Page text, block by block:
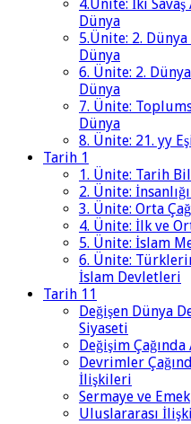
4.Ünite: İki
Dünya
5.Ünite: 2.
Dünya
6. Ünite: 2.
Dünya
7. Ünite:
Dünya
8. Ünite: 21. yy
Tarih 1
1. Ünite: Tarih
2. Ünite:
3. Ünite: Orta
4. Ünite: İlk ve
5. Ünite: İslam
6. Ünite:
İslam Devletleri
Tarih 11
Değişen Dünya
Siyaseti
Değişim
Devrimler
İlişkileri
Sermaye ve Emek
Uluslararası